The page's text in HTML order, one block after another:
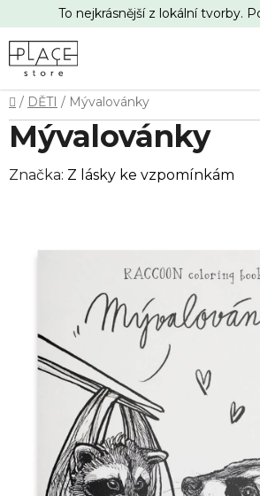
na
obsah
To nejkrásnější z lokální tvorby.
Domů
/ DĚTI / Mývalovánky
Mývalovánky
Značka: Z lásky ke vzpomínkám